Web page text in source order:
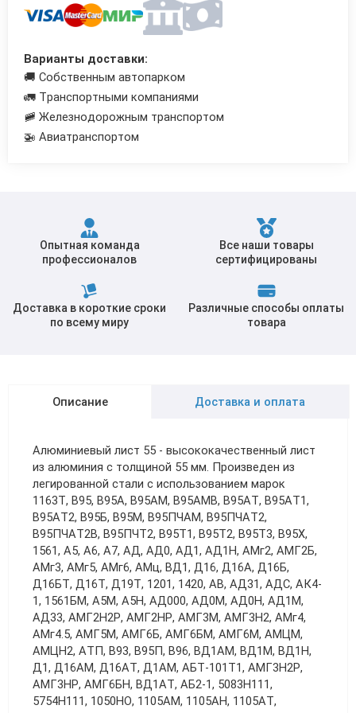
Варианты доставки:
🚚 Собственным автопарком
🚛 Транспортными компаниями
🚞 Железнодорожным транспортом
🚁 Авиатранспортом
Опытная команда
профессионалов
Все наши товары
сертифицированы
Доставка в короткие сроки
по всему миру
Различные способы оплаты
товара
Описание Доставка и оплата
Алюминиевый лист 55 - высококачественный лист
из алюминия с толщиной 55 мм. Произведен из
легированной стали с использованием марок
1163Т, В95, В95А, В95АМ, В95АМВ, В95АТ, В95АТ1,
В95АТ2, В95Б, В95М, В95ПЧАМ, В95ПЧАТ2,
В95ПЧАТ2В, В95ПЧТ2, В95Т1, В95Т2, В95Т3, В95Х,
1561, А5, А6, А7, АД, АД0, АД1, АД1Н, АМг2, АМГ2Б,
АМг3, АМг5, АМг6, АМц, ВД1, Д16, Д16А, Д16Б,
Д16БТ, Д16Т, Д19Т, 1201, 1420, АВ, АД31, АДС, АК4-
1, 1561БМ, А5М, А5Н, АД000, АД0М, АД0Н, АД1М,
АД33, АМГ2Н2Р, АМГ2НР, АМГ3М, АМГ3Н2, АМг4,
АМг4.5, АМГ5М, АМГ6Б, АМГ6БМ, АМГ6М, АМЦМ,
АМЦН2, АТП, В93, В95П, В96, ВД1АМ, ВД1М, ВД1Н,
Д1, Д16АМ, Д16АТ, Д1АМ, АБТ-101Т1, АМГ3Н2Р,
АМГ3НР, АМГ6БН, ВД1АТ, АБ2-1, 5083Н111,
5754Н111, 1050НO, 1105АМ, 1105АН, 1105АТ,
Трубы в ВУС изоляции